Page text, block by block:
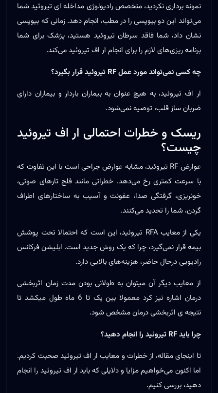
نمونه برداری نکردید، متخصص رادیولوژی مداخله ای تیروئید شما
می‌تواند این دو بیوپسی را در مطب، انجام دهد. زمانی که بیوپسی
نشان داد، شما فاقد سرطان تیروئید هستید، پزشک برای شما
برنامه ریزی‌های لازم را برای انجام ار اف تیروئید می‌کند.
چه کسی نمی‌تواند مورد عمل RF تیروئید قرار بگیرد؟
ار اف تیروئید، به هیچ عنوان به بیماران باردار و بیماران دارای
ضربان ساز قلب، توصیه نمی‌شود.
ریسک و خطرات احتمالی ار اف تیروئید
چیست؟
عوارض RF تیروئید، مشابه عوارض جراحی است با این تفاوت که
با سرعت کمتری رخ می‌دهد. خطراتی مانند فلج تارهای صوتی،
خونریزی، گرفتگی صدا، عفونت و آسیب به ساختارهای اطراف
گردن، شما را تحدید می‌کنند.
یکی از معایب RFA تیروئید، این است که احتمالا تحت پوشش
بیمه قرار نمی‌گیرد، چرا که یک روش جدید است. ابلیشن فرکانس
رادیویی درحال حاضر، هزینه‌های بالایی دارد.
از معایب دیگر آن میتوان به طولانی بودن مدت زمان اثربخشی
درمان اشاره نیز کرد معمولا بین یک تا 6 ماه طول میکشد تا
نتیجه ی اثربخشی درمان مشخص شود.
چرا باید RF تیروئید را انجام دهید؟
تا اینجای مقاله، از خطرات و معایب ار اف تیروئید صحبت کردیم.
اما اکنون می‌خواهیم مزایا و دلایلی که باید ار اف تیروئید را انجام
دهید، بررسی کنیم.